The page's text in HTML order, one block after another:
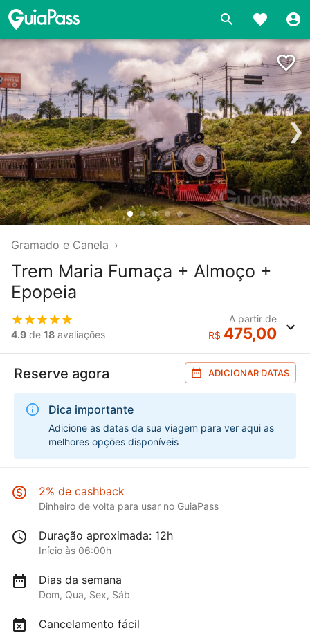
❯
Gramado e Canela ›
Trem Maria Fumaça + Almoço +
Epopeia
4.9 de 18 avaliações
A partir de
R$ 475,00
Reserve agora ADICIONAR DATAS
Dica importante
Adicione as datas da sua viagem para ver aqui as
melhores opções disponíveis
2% de cashback
Dinheiro de volta para usar no GuiaPass
Duração aproximada: 12h
Início às 06:00h
Dias da semana
Dom, Qua, Sex, Sáb
Cancelamento fácil